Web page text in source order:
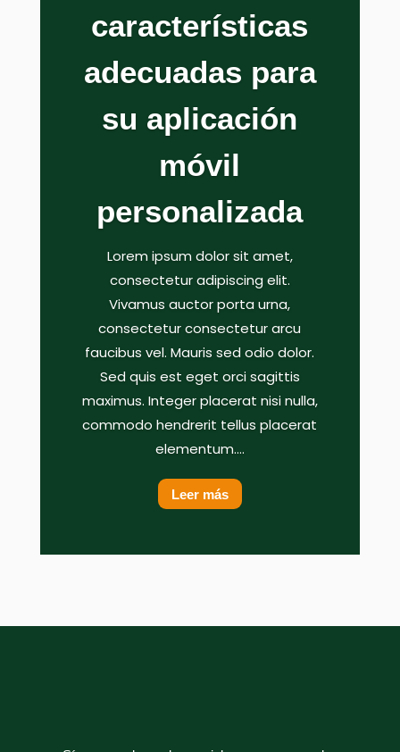
características
adecuadas para
su aplicación
móvil
personalizada
Lorem ipsum dolor sit amet,
consectetur adipiscing elit.
Vivamus auctor porta urna,
consectetur consectetur arcu
faucibus vel. Mauris sed odio dolor.
Sed quis est eget orci sagittis
maximus. Integer placerat nisi nulla,
commodo hendrerit tellus placerat
elementum....
Leer más